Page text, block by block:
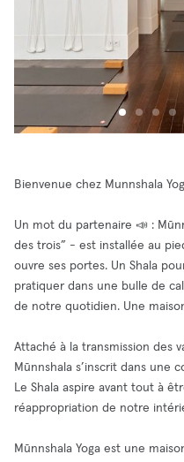
Bienvenue chez Munnshala
Un mot du partenaire 📣 :
des trois” - est installée au
ouvre ses portes. Un Shala
pratiquer dans une bulle de
de notre quotidien. Une
Attaché à la transmission des
Mūnnshala s’inscrit dans une
Le Shala aspire avant tout à
réappropriation de notre
Mūnnshala Yoga est une